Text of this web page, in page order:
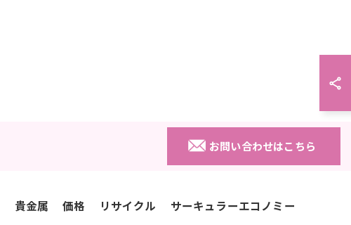
お問い合わせはこちら
貴金属 価格 リサイクル サーキュラーエコノミー